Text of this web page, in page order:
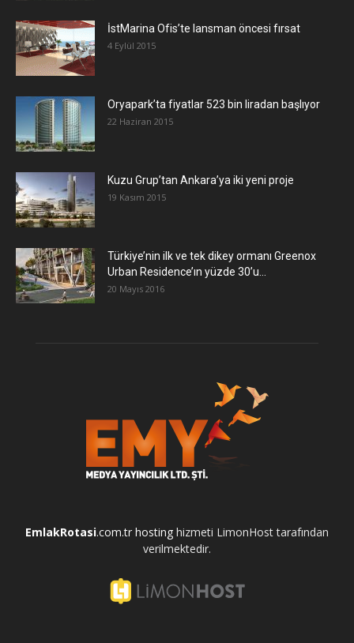
İstMarina Ofis’te lansman öncesi fırsat
4 Eylül 2015
Oryapark’ta fiyatlar 523 bin liradan başlıyor
22 Haziran 2015
​Kuzu Grup’tan Ankara’ya iki yeni proje
19 Kasım 2015
Türkiye’nin ilk ve tek dikey ormanı Greenox
Urban Residence’ın yüzde 30’u...
20 Mayıs 2016
EmlakRotasi.com.tr hosting hizmeti LimonHost tarafından
verilmektedir.